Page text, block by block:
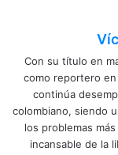
Con su título en
como reportero
continúa
colombiano, siendo
los problemas
incansable de la